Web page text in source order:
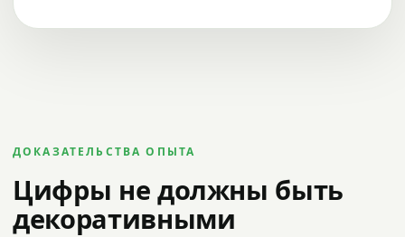
ДОКАЗАТЕЛЬСТВА ОПЫТА
Цифры не должны быть
декоративными